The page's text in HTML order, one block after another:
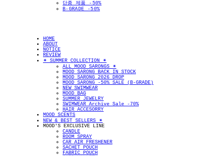
단종 제품 -50%
B-GRADE -50%
HOME
ABOUT
NOTICE
REVIEW
✴︎ SUMMER COLLECTION ✴︎
ALL MOOD SARONGS ✴︎
MOOD SARONG BACK IN STOCK
MOOD SARONG 2026 DROP
MOOD SARONG -50% SALE (B-GRADE)
NEW SWIMWEAR
MOOD BAG
SUMMER JEWELRY
SWIMWEAR Archive Sale -70%
HAIR ACCESORRY
MOOD SCENTS
NEW & BEST SELLERS ✴︎
MOOD'S EXCLUSIVE LINE
CANDLE
ROOM SPRAY
CAR AIR FRESHENER
SACHET POUCH
FABRIC POUCH